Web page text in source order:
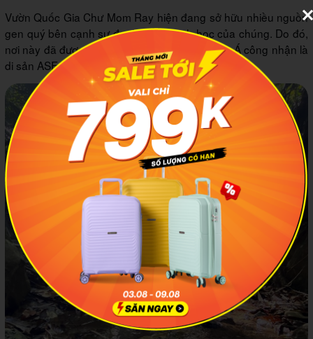
Vườn Quốc Gia Chư Mom Ray hiện đang sở hữu nhiều nguồn
gen quý bên cạnh sự đa dạng hệ sinh học của chúng. Do đó,
nơi này đã được Hiệp hội các nước Đông Nam Á công nhận là
di sản ASEAN từ cách đây hơn 15 năm.